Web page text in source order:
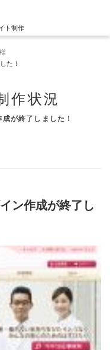
ト制作
た！
作状況
が終了しました！
ン作成が終了し